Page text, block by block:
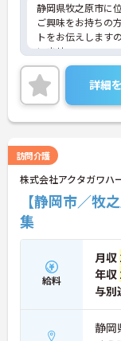
静岡県牧之原市に
ご興味をお持ちの
トをお伝えします
いませ。
詳細
訪問介護
株式会社アクタガワハ
【静岡市／
集
給料
月収
年収
与別
静岡